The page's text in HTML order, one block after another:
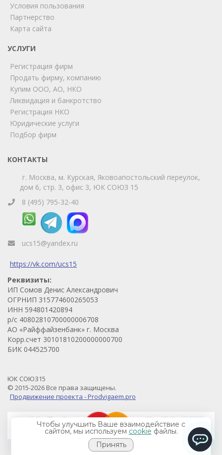
Условия пользования
Партнерство
Карта сайта
УСЛУГИ
Регистрация фирм
Продать фирму, компанию
Купим ООО, АО, НКО
Ликвидация и банкротство
Регистрация НКО
Юридические услуги
Подбор фирм
КОНТАКТЫ
г. Москва, м. Курская, Яковоапостольский переулок,
дом 6, стр. 3, офис 3, ЮК СОЮЗ 15
8 (495) 795-32-40
ucs15@yandex.ru
https://vk.com/ucs15
Реквизиты:
ИП Сомов Денис Александрович
ОГРНИП 315774600265053
ИНН 594801420894
р/с 40802810700000006708
АО «Райффайзенбанк» г. Москва
Корр.счет 30101810200000000700
БИК 044525700
ЮК СОЮЗ15
© 2015-2026 Все права защищены.
Продвижение проекта - Prodvigaem.pro
Чтобы улучшить Ваше взаимодействие с
сайтом, мы используем cookie файлы.
Принять
Мы на связи!
Позвоните нам или свяжитесь с нами через любой
удобный мессенджер!
Telegram
Телефон